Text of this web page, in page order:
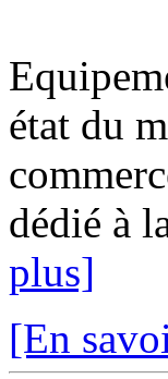
état du
dédié à
plus]
[En